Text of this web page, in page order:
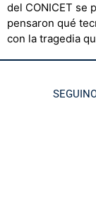
del CONICET se
pensaron qué
con la tragedia